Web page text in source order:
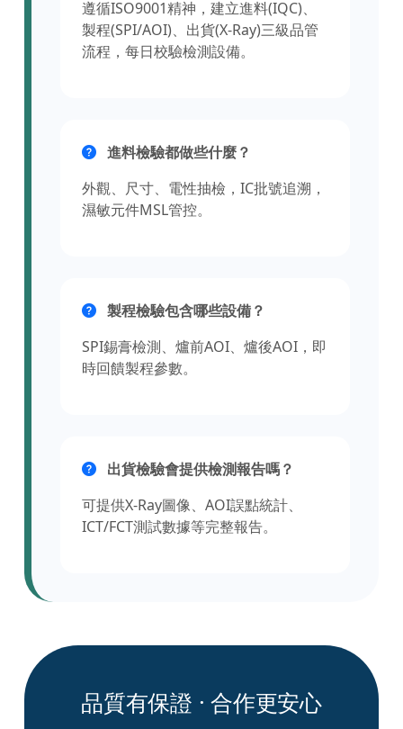
遵循ISO9001精神，建立進料(IQC)、
製程(SPI/AOI)、出貨(X-Ray)三級品管
流程，每日校驗檢測設備。
進料檢驗都做些什麼？
外觀、尺寸、電性抽檢，IC批號追溯，
濕敏元件MSL管控。
製程檢驗包含哪些設備？
SPI錫膏檢測、爐前AOI、爐後AOI，即
時回饋製程參數。
出貨檢驗會提供檢測報告嗎？
可提供X-Ray圖像、AOI誤點統計、
ICT/FCT測試數據等完整報告。
品質有保證 · 合作更安心